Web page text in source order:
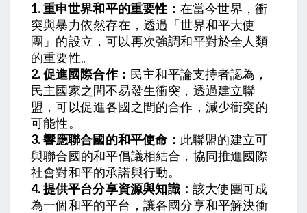
1. 重申世界和平的重要性： 在當今世界，衝
突與暴力依然存在，透過「世界和平大使
團」的設立，可以再次強調和平對於全人類
的重要性。
2. 促進國際合作： 民主和平論支持者認為，
民主國家之間不易發生衝突，透過建立聯
盟，可以促進各國之間的合作，減少衝突的
可能性。
3. 響應聯合國的和平使命： 此聯盟的建立可
與聯合國的和平倡議相結合，協同推進國際
社會對和平的承諾與行動。
4. 提供平台分享資源與知識： 該大使團可成
為一個和平的平台，讓各國分享和平解決衝